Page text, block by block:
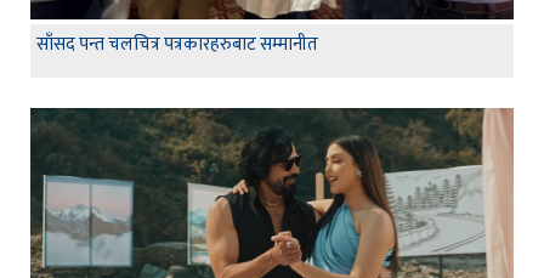
साँसद पन्त चलचित्र पत्रकारहरुबाट सम्मानीत